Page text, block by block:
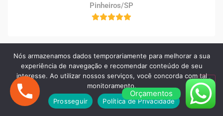
Pinheiros/SP
"Procurei no Google e encontrei a Fretex
Transportes, estava preocupada em
encontrar uma boa empresa de frete e
Orçamentos
Nós armazenamos dados temporariamente para melhorar a sua
experiência de navegação e recomendar conteúdo de seu
interesse. Ao utilizar nossos serviços, você concorda com tal
monitoramento.
Prosseguir
Política de Privacidade